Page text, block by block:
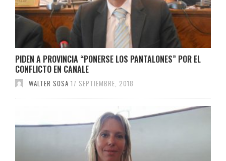
PIDEN A PROVINCIA “PONERSE LOS PANTALONES” POR EL
CONFLICTO EN CANALE
WALTER SOSA 17 SEPTIEMBRE, 2018